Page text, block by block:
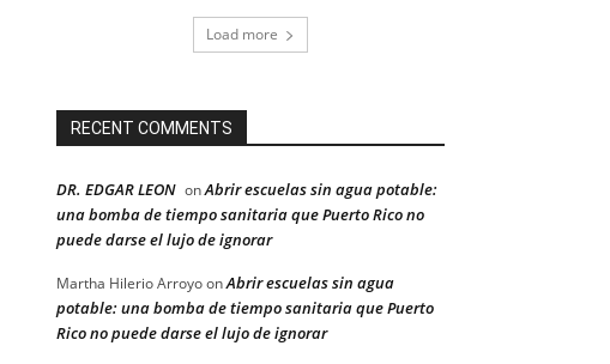
Load more
RECENT COMMENTS
DR. EDGAR LEON onAbrir escuelas sin agua potable:
una bomba de tiempo sanitaria que Puerto Rico no
puede darse el lujo de ignorar
Martha Hilerio ArroyoonAbrir escuelas sin agua
potable: una bomba de tiempo sanitaria que Puerto
Rico no puede darse el lujo de ignorar